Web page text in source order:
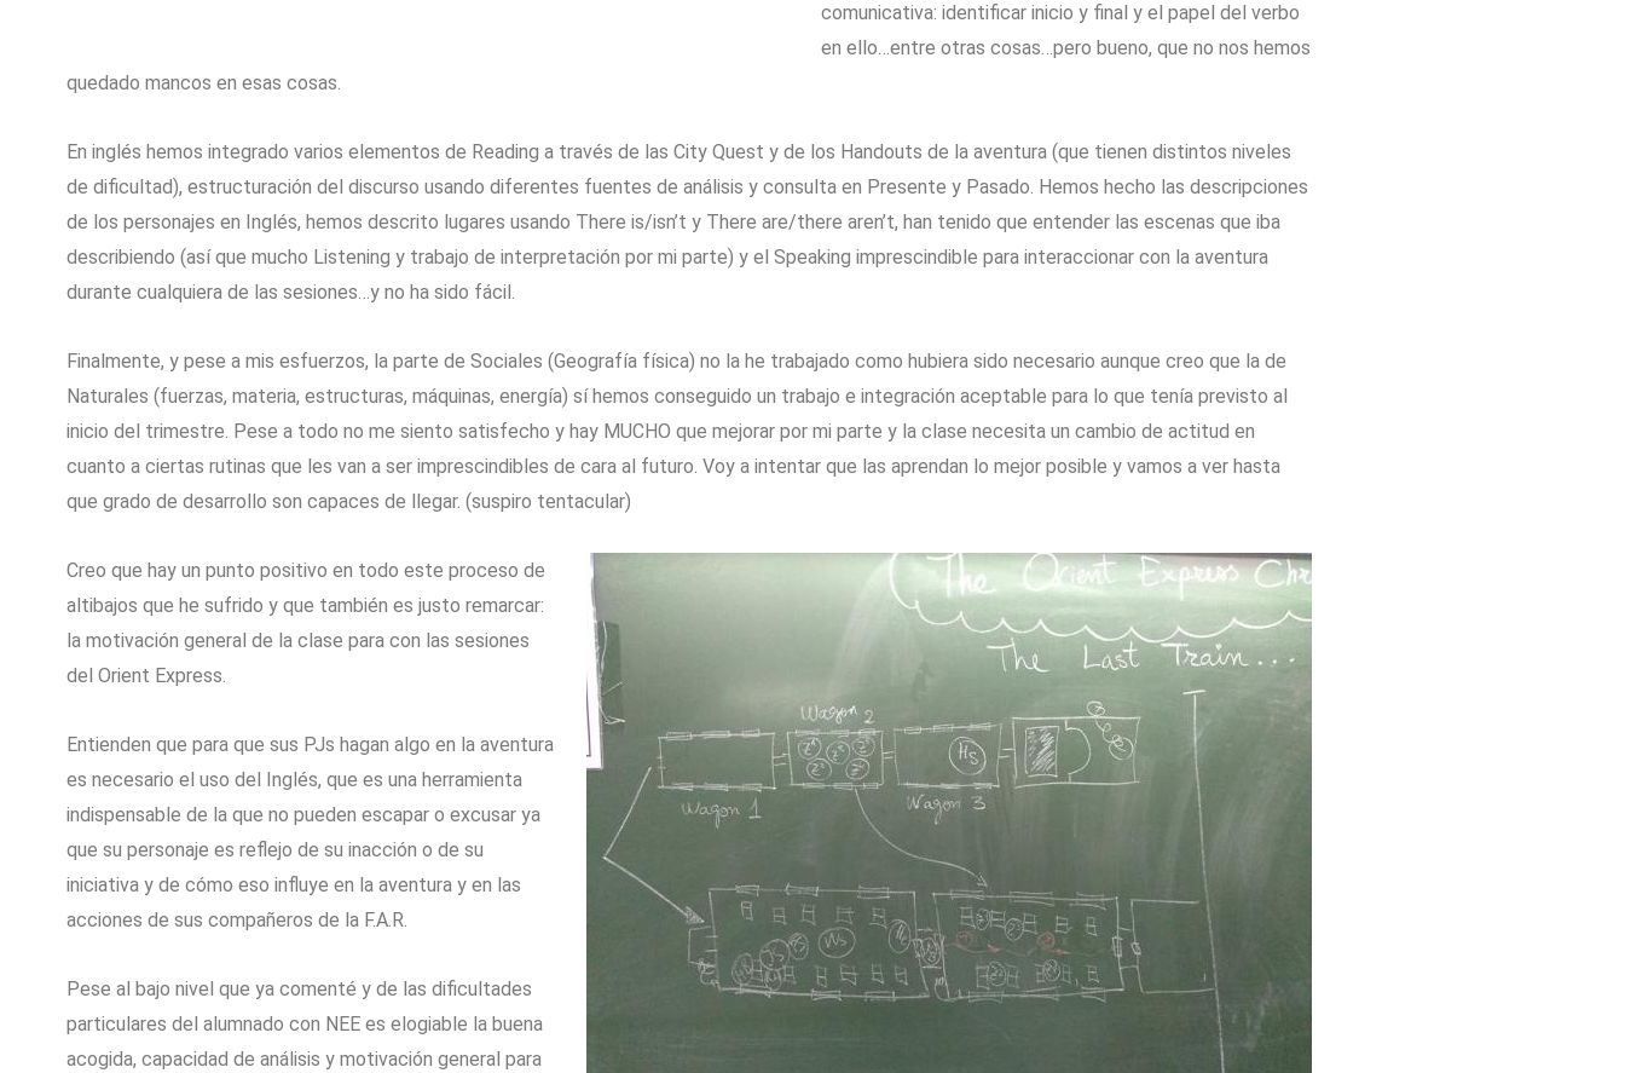
comunicativa: identificar inicio y final y el papel del verbo
en ello…entre otras cosas…pero bueno, que no nos hemos
quedado mancos en esas cosas.
En inglés hemos integrado varios elementos de Reading a través de las City Quest y de los Handouts de la aventura (que tienen distintos niveles
de dificultad), estructuración del discurso usando diferentes fuentes de análisis y consulta en Presente y Pasado. Hemos hecho las descripciones
de los personajes en Inglés, hemos descrito lugares usando There is/isn’t y There are/there aren’t, han tenido que entender las escenas que iba
describiendo (así que mucho Listening y trabajo de interpretación por mi parte) y el Speaking imprescindible para interaccionar con la aventura
durante cualquiera de las sesiones…y no ha sido fácil.
Finalmente, y pese a mis esfuerzos, la parte de Sociales (Geografía física) no la he trabajado como hubiera sido necesario aunque creo que la de
Naturales (fuerzas, materia, estructuras, máquinas, energía) sí hemos conseguido un trabajo e integración aceptable para lo que tenía previsto al
inicio del trimestre. Pese a todo no me siento satisfecho y hay MUCHO que mejorar por mi parte y la clase necesita un cambio de actitud en
cuanto a ciertas rutinas que les van a ser imprescindibles de cara al futuro. Voy a intentar que las aprendan lo mejor posible y vamos a ver hasta
que grado de desarrollo son capaces de llegar. (suspiro tentacular)
Creo que hay un punto positivo en todo este proceso de
altibajos que he sufrido y que también es justo remarcar:
la motivación general de la clase para con las sesiones
del Orient Express.
Entienden que para que sus PJs hagan algo en la aventura
es necesario el uso del Inglés, que es una herramienta
indispensable de la que no pueden escapar o excusar ya
que su personaje es reflejo de su inacción o de su
iniciativa y de cómo eso influye en la aventura y en las
acciones de sus compañeros de la F.A.R.
Pese al bajo nivel que ya comenté y de las dificultades
particulares del alumnado con NEE es elogiable la buena
acogida, capacidad de análisis y motivación general para